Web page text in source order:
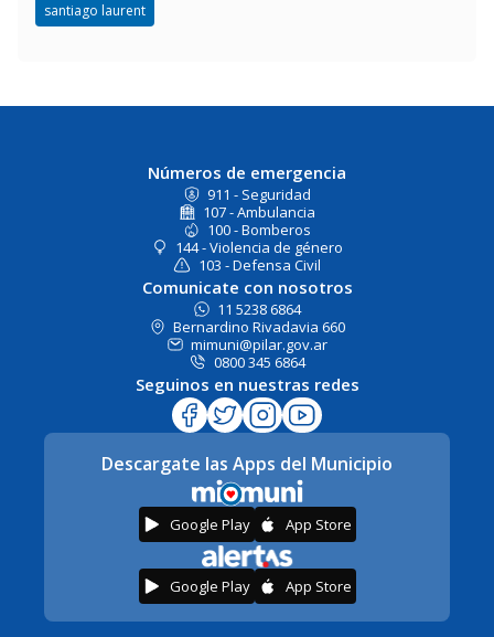
santiago laurent
Números de emergencia
911 - Seguridad
107 - Ambulancia
100 - Bomberos
144 - Violencia de género
103 - Defensa Civil
Comunicate con nosotros
11 5238 6864
Bernardino Rivadavia 660
mimuni@pilar.gov.ar
0800 345 6864
Seguinos en nuestras redes
Descargate las Apps del Municipio
Google Play App Store
Google Play App Store